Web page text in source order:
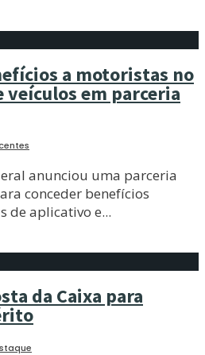
a motoristas no
em parceria
anunciou uma parceria
conceder benefícios
de aplicativo e...
da Caixa para